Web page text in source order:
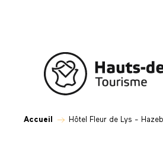
Accueil Hôtel Fleur de Lys -